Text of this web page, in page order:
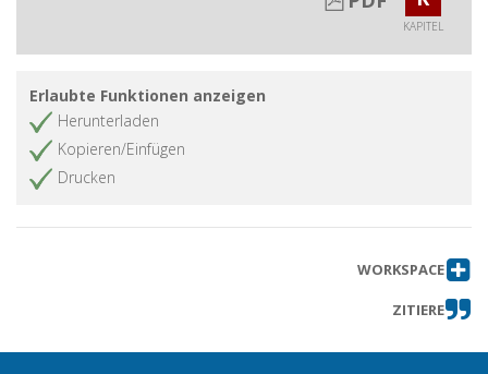
KAPITEL
Erlaubte Funktionen anzeigen
Herunterladen
Kopieren/Einfügen
Drucken
WORKSPACE
ZITIERE